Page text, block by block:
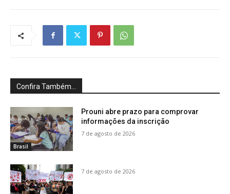
Confira Também...
Brasil
Prouni abre prazo para comprovar
informações da inscrição
7 de agosto de 2026
7 de agosto de 2026